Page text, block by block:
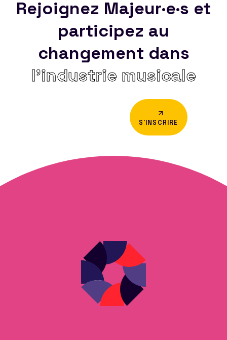
Rejoignez Majeur·e·s et
participez au
changement dans
l’industrie musicale
S'INSCRIRE